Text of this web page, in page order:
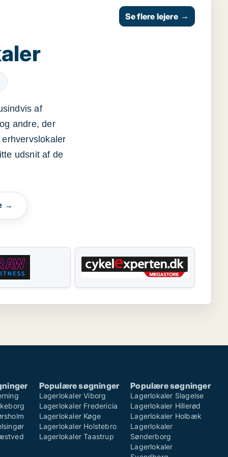
af
andre, der
udsnit af de
→
Se flere lejere →
Populære søgninger
Lagerlokaler Viborg
Lagerlokaler Fredericia
Lagerlokaler Køge
Lagerlokaler Holstebro
Lagerlokaler Taastrup
Populære søgninger
Lagerlokaler Slagelse
Lagerlokaler Hillerød
Lagerlokaler Holbæk
Lagerlokaler
Sønderborg
Lagerlokaler